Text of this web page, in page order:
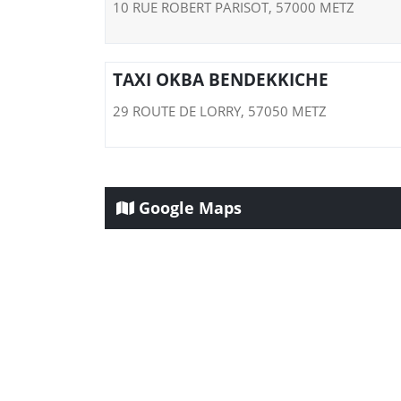
10 RUE ROBERT PARISOT, 57000 METZ
TAXI OKBA BENDEKKICHE
29 ROUTE DE LORRY, 57050 METZ
Google Maps